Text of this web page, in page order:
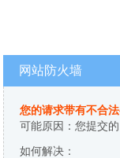
网站防火墙
您的请求带有不合
可能原因：您提交
如何解决：